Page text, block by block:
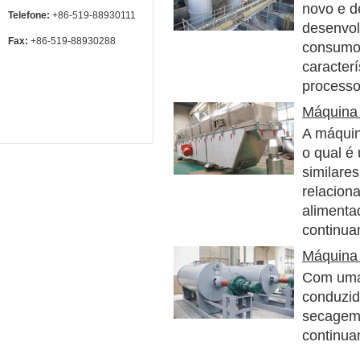
Telefone: +86-519-88930111
Fax: +86-519-88930288
novo e
A
o qual é
Com